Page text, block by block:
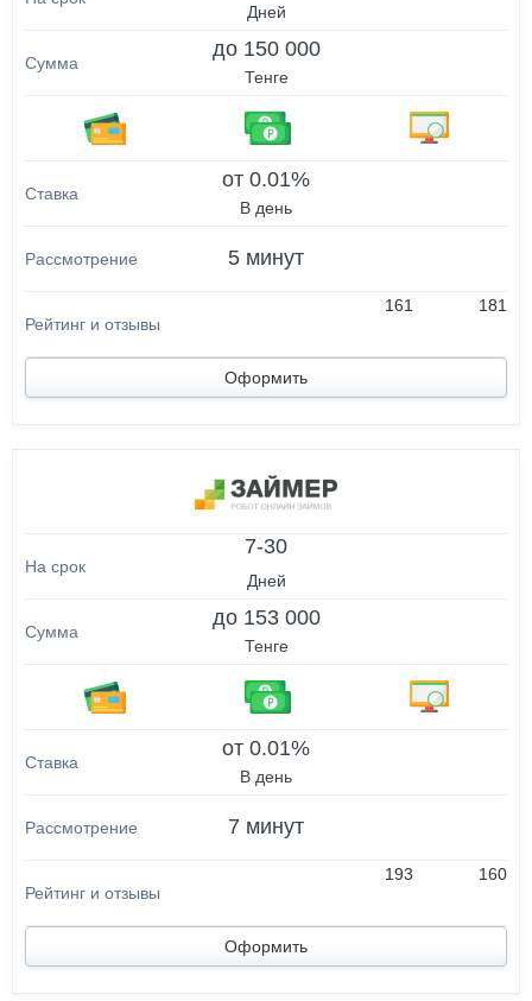
Дней
до 150 000
Тенге
от 0.01%
В день
5 минут
161 181
Оформить
7-30
Дней
до 153 000
Тенге
от 0.01%
В день
7 минут
193 160
Оформить